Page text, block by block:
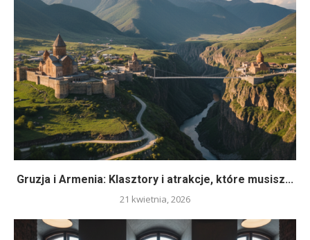
Gruzja i Armenia: Klasztory i atrakcje, które musisz...
21 kwietnia, 2026